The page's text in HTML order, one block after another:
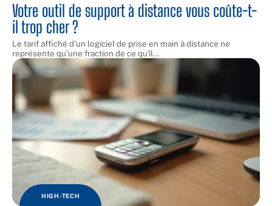
Votre outil de support à distance vous coûte-t-
il trop cher ?
Le tarif affiché d'un logiciel de prise en main à distance ne
représente qu'une fraction de ce qu'il…
HIGH-TECH